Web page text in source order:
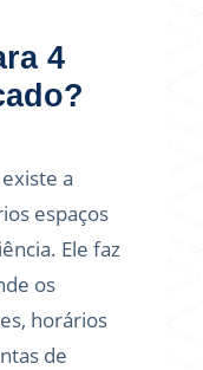
4
a
espaços
Ele faz
os
horários
de